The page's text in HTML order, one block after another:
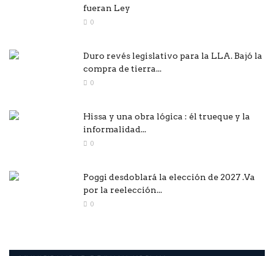
fueran Ley
0
Duro revés legislativo para la LLA. Bajó la
compra de tierra...
0
Hissa y una obra lógica : él trueque y la
informalidad...
0
Poggi desdoblará la elección de 2027 .Va
por la reelección...
0